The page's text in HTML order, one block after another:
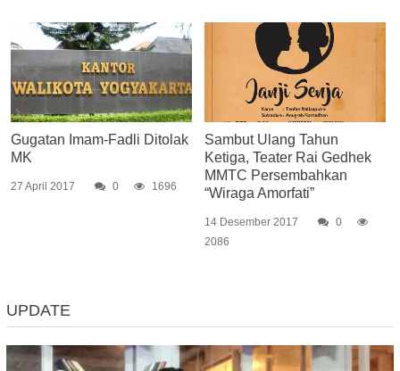
Gugatan Imam-Fadli Ditolak
MK
27 April 2017 0 1696
Sambut Ulang Tahun
Ketiga, Teater Rai Gedhek
MMTC Persembahkan
“Wiraga Amorfati”
14 Desember 2017
0
2086
UPDATE